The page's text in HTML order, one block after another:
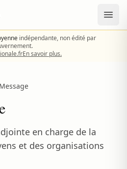
indépendante, non édité par
En savoir plus.
en charge de la
et des organisations